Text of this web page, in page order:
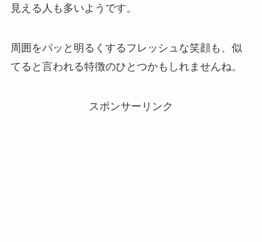
見える人も多いようです。
周囲をパッと明るくするフレッシュな笑顔も、似
てると言われる特徴のひとつかもしれませんね。
スポンサーリンク